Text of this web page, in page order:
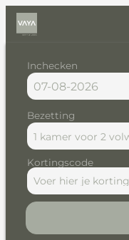
Inchecken
Bezetting
1 kamer voor 2
Kortingscode
Voer hier je